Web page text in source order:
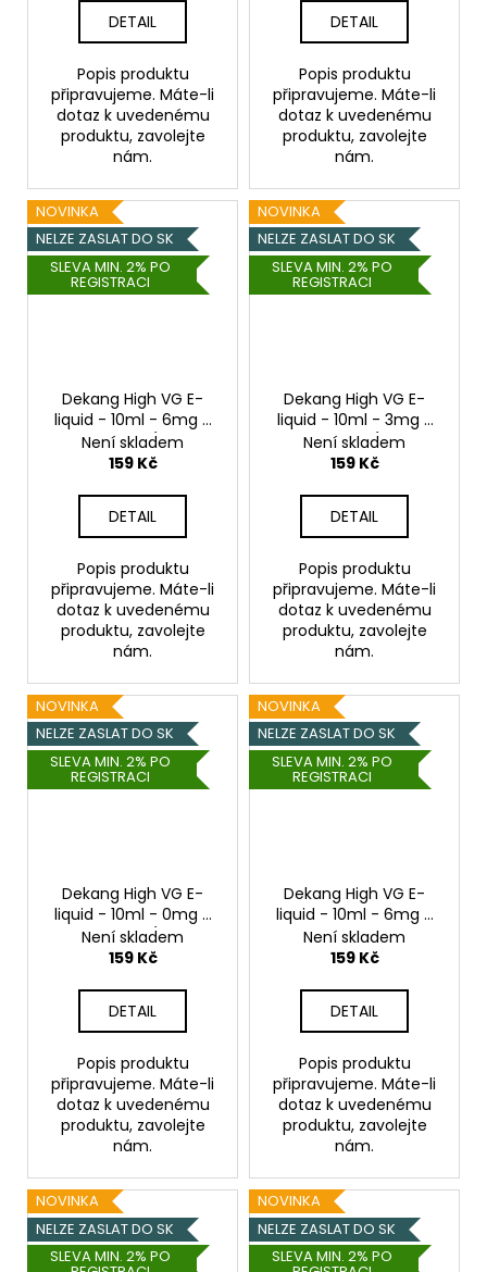
DETAIL
Popis produktu
připravujeme. Máte-li
dotaz k uvedenému
produktu, zavolejte
nám.
DETAIL
Popis produktu
připravujeme. Máte-li
dotaz k uvedenému
produktu, zavolejte
nám.
NOVINKA
NELZE ZASLAT DO SK
SLEVA MIN. 2% PO
REGISTRACI
Dekang High VG E-
liquid - 10ml - 6mg -
Summer Ray (Ovocná
směs)
Není skladem
159 Kč
DETAIL
Popis produktu
připravujeme. Máte-li
dotaz k uvedenému
produktu, zavolejte
nám.
NOVINKA
NELZE ZASLAT DO SK
SLEVA MIN. 2% PO
REGISTRACI
Dekang High VG E-
liquid - 10ml - 3mg -
Summer Ray (Ovocná
směs)
Není skladem
159 Kč
DETAIL
Popis produktu
připravujeme. Máte-li
dotaz k uvedenému
produktu, zavolejte
nám.
NOVINKA
NELZE ZASLAT DO SK
SLEVA MIN. 2% PO
REGISTRACI
Dekang High VG E-
liquid - 10ml - 0mg -
Summer Ray (Ovocná
směs)
Není skladem
159 Kč
DETAIL
Popis produktu
připravujeme. Máte-li
dotaz k uvedenému
produktu, zavolejte
nám.
NOVINKA
NELZE ZASLAT DO SK
SLEVA MIN. 2% PO
REGISTRACI
Dekang High VG E-
liquid - 10ml - 6mg -
Strawberry Pie
(Jahodový koláč)
Není skladem
159 Kč
DETAIL
Popis produktu
připravujeme. Máte-li
dotaz k uvedenému
produktu, zavolejte
nám.
NOVINKA
NELZE ZASLAT DO SK
SLEVA MIN. 2% PO
NOVINKA
NELZE ZASLAT DO SK
SLEVA MIN. 2% PO